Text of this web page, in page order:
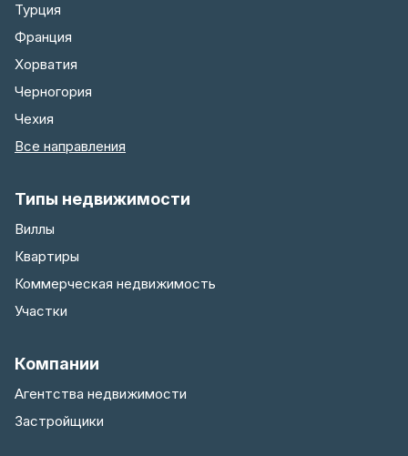
Турция
Франция
Хорватия
Черногория
Чехия
Все направления
Типы недвижимости
Виллы
Квартиры
Коммерческая недвижимость
Участки
Компании
Агентства недвижимости
Застройщики